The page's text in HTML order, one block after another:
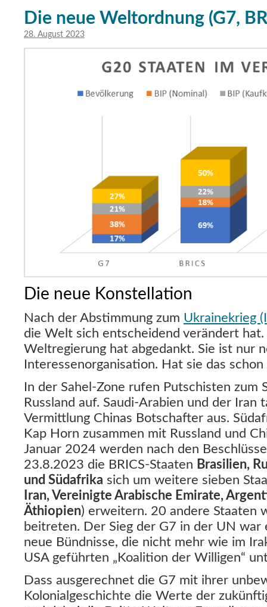
Die neue Weltordnung (G7,
28. August 2023
Die neue Konstellation
Nach der Abstimmung zum Ukrainekrieg
die Welt sich entscheidend verändert hat.
Weltregierung hat abgedankt. Sie ist nur
Interessenorganisation. Hat sie das
In der Sahel-Zone rufen Putschisten zum
Russland auf. Saudi-Arabien und der Iran
Vermittlung Chinas Botschafter aus.
Kap Horn zusammen mit Russland und
Januar 2024 werden nach den
23.8.2023 die BRICS-Staaten Brasilien,
und Südafrika sich um weitere sieben
Iran, Vereinigte Arabische Emirate,
Äthiopien) erweitern. 20 andere Staaten
beitreten. Der Sieg der G7 in der UN war
neue Bündnisse, die nicht mehr wie im
USA geführten „Koalition der Willigen“
Dass ausgerechnet die G7 mit ihrer
Kolonialgeschichte die Werte der